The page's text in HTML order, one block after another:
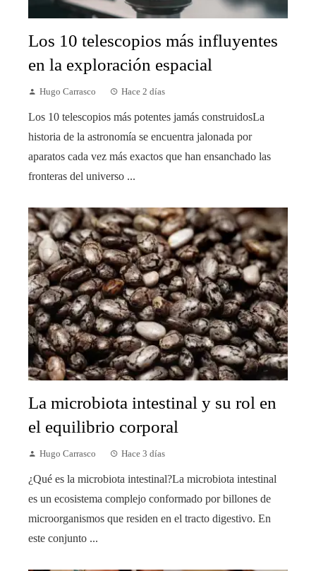
Los 10 telescopios más influyentes
en la exploración espacial
Hugo Carrasco Hace 2 días
Los 10 telescopios más potentes jamás construidosLa
historia de la astronomía se encuentra jalonada por
aparatos cada vez más exactos que han ensanchado las
fronteras del universo ...
La microbiota intestinal y su rol en
el equilibrio corporal
Hugo Carrasco Hace 3 días
¿Qué es la microbiota intestinal?La microbiota intestinal
es un ecosistema complejo conformado por billones de
microorganismos que residen en el tracto digestivo. En
este conjunto ...